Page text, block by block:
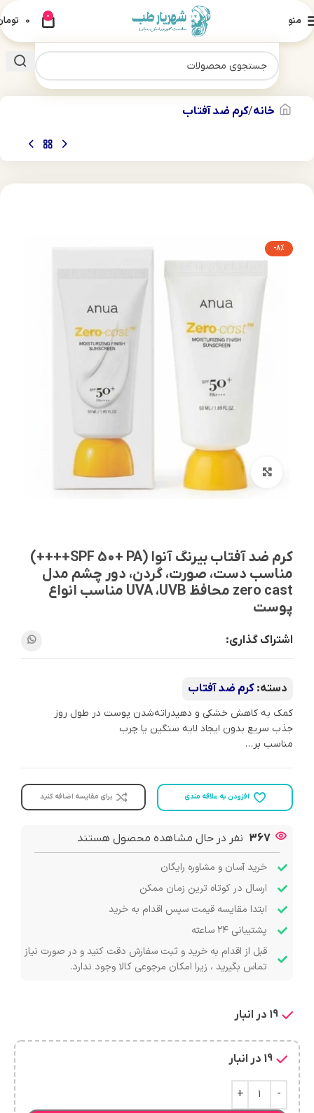
منو 0
0
خانه کرم ضد آفتاب
-8%
بزرگنمایی تصویر
کرم ضد آفتاب بیرنگ آنوا (SPF 50+ PA++++)
مناسب دست، صورت، گردن، دور چشم مدل
zero cast محافظ UVA ،UVB مناسب انواع
پوست
اشتراک گذاری:
دسته: کرم ضد آفتاب
کمک به کاهش خشکی و دهیدراته‌شدن پوست در طول روز
جذب سریع بدون ایجاد لایه سنگین یا چرب
مناسب بر…
افزودن به علاقه مندی برای مقایسه اضافه کنید
367 نفر در حال مشاهده محصول هستند
خرید آسان و مشاوره رایگان
ارسال در کوتاه ترین زمان ممکن
ابتدا مقایسه قیمت سپس اقدام به خرید
پشتیبانی ۲۴ ساعته
قبل از اقدام به خرید و ثبت سفارش دقت کنید و در صورت نیاز
تماس بگیرید ، زیرا امکان مرجوعی کالا وجود ندارد.
19 در انبار
19 در انبار